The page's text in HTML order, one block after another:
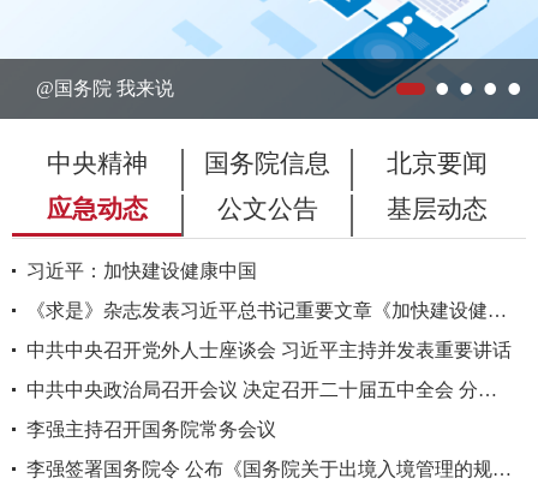
@国务院 我来说
中央精神 国务院信息
北京要闻
应急动态
公文公告 基层动态
习近平：加快建设健康中国
《求是》杂志发表习近平总书记重要文章《加快建设健康中国》
中共中央召开党外人士座谈会 习近平主持并发表重要讲话
中共中央政治局召开会议 决定召开二十届五中全会 分析研究当前经济形势和经济工作 中共中央总书记习近平主持会议
李强主持召开国务院常务会议
李强签署国务院令 公布《国务院关于出境入境管理的规定》